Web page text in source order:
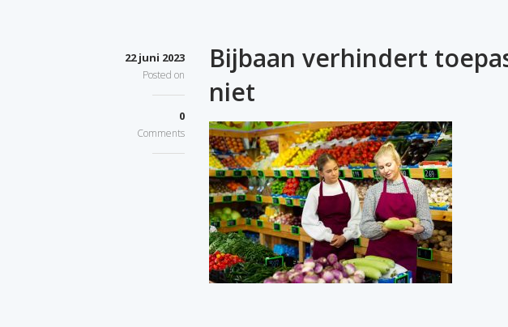
22 juni 2023
Posted on
0
Comments
Bijbaan verhindert
niet